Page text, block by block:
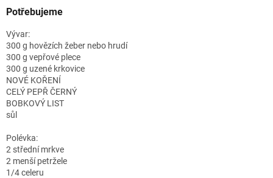
Potřebujeme
Vývar:
300 g hovězích žeber nebo hrudí
300 g vepřové plece
300 g uzené krkovice
NOVÉ KOŘENÍ
CELÝ PEPŘ ČERNÝ
BOBKOVÝ LIST
sůl
Polévka:
2 střední mrkve
2 menší petržele
1/4 celeru